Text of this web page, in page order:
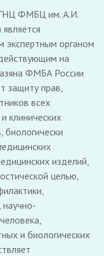
ГНЦ ФМБЦ им. А.И.
экспертным органом
на
ФМБА России
защиту прав,
всех
клинических
биологически
изделий,
целью,
научно-
и биологических